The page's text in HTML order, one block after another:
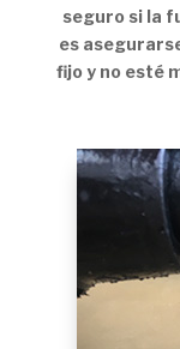
seguro si la
es
fijo y no esté